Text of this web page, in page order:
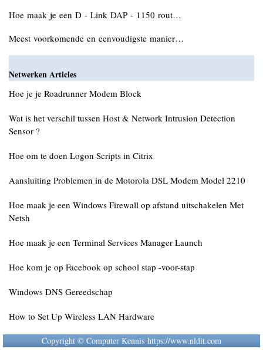
Hoe maak je een D - Link DAP - 1150 rout…
Meest voorkomende en eenvoudigste manier…
Netwerken Articles
Hoe je je Roadrunner Modem Block
Wat is het verschil tussen Host & Network Intrusion Detection
Sensor ?
Hoe om te doen Logon Scripts in Citrix
Aansluiting Problemen in de Motorola DSL Modem Model 2210
Hoe maak je een Windows Firewall op afstand uitschakelen Met
Netsh
Hoe maak je een Terminal Services Manager Launch
Hoe kom je op Facebook op school stap -voor-stap
Windows DNS Gereedschap
How to Set Up Wireless LAN Hardware
Copyright © Computer Kennis https://www.nldit.com